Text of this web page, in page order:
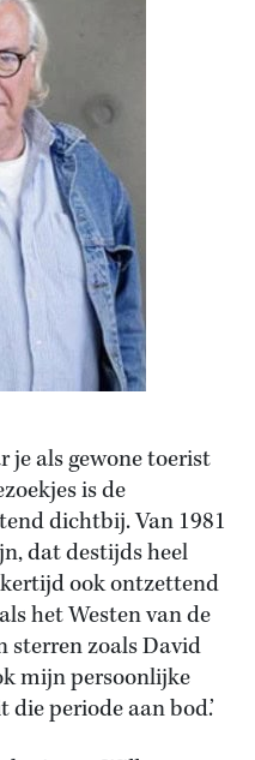
je als gewone toerist
is de
dichtbij. Van 1981
dat destijds heel
ook ontzettend
het Westen van de
sterren zoals David
mijn persoonlijke
periode aan bod.’